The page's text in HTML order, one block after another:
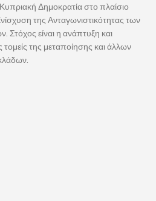
Δημοκρατία στο πλαίσιο
της Ανταγωνιστικότητας των
Στόχος είναι η ανάπτυξη και
της μεταποίησης και άλλων